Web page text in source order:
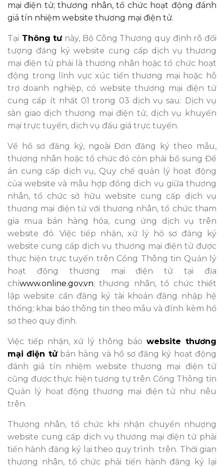
mại điện tử; thương nhân, tổ chức hoạt động đánh
giá tín nhiệm website thương mại điện tử.
Tại Thông tư này, Bộ Công Thương quy định rõ đối
tượng đăng ký website cung cấp dịch vụ thương
mại điện tử phải là thương nhân hoặc tổ chức hoạt
động trong lĩnh vực xúc tiến thương mại hoặc hỗ
trợ doanh nghiệp, có website thương mại điện tử
cung cấp ít nhất 01 trong 03 dịch vụ sau: Dịch vụ
sàn giao dịch thương mại điện tử, dịch vụ khuyến
mại trực tuyến, dịch vụ đấu giá trực tuyến.
Về hồ sơ đăng ký, ngoài Đơn đăng ký theo mẫu,
thương nhân hoặc tổ chức đó còn phải bổ sung Đề
án cung cấp dịch vụ, Quy chế quản lý hoạt động
của website và mẫu hợp đồng dịch vụ giữa thương
nhân, tổ chức sở hữu website cung cấp dịch vụ
thương mại điện tử với thương nhân, tổ chức tham
gia mua bán hàng hóa, cung ứng dịch vụ trên
website đó. Việc tiếp nhận, xử lý hồ sơ đăng ký
website cung cấp dịch vụ thương mại điện tử được
thực hiện trực tuyến trên Cổng Thông tin Quản lý
hoạt động thương mại điện tử tại địa
chỉwww.online.gov.vn; thương nhân, tổ chức thiết
lập website cần đăng ký tài khoản đăng nhập hệ
thống; khai báo thông tin theo mẫu và đính kèm hồ
sơ theo quy định.
Việc tiếp nhận, xử lý thông báo website thương
mại điện tử bán hàng và hồ sơ đăng ký hoạt động
đánh giá tín nhiệm website thương mại điện tử
cũng được thực hiện tương tự trên Cổng Thông tin
Quản lý hoạt động thương mại điện tử như nêu
trên.
Thương nhân, tổ chức khi nhận chuyển nhượng
website cung cấp dịch vụ thương mại điện tử phải
tiến hành đăng ký lại theo quy trình trên. Thời gian
thương nhân, tổ chức phải tiến hành đăng ký lại